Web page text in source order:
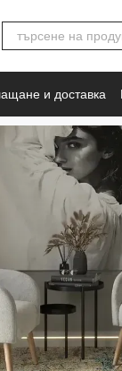
и доставка